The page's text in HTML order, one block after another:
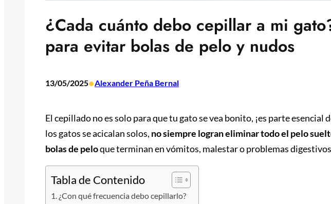
¿Cada cuánto debo cepillar a mi
para evitar bolas de pelo y nudos
13/05/2025•Alexander Peña Bernal
El cepillado no es solo para que tu gato se vea bonito, ¡es parte esencial
los gatos se acicalan solos, no siempre logran eliminar todo el pelo
bolas de peloque terminan en vómitos, malestar o problemas
Tabla de Contenido
¿Con qué frecuencia debo cepillarlo?